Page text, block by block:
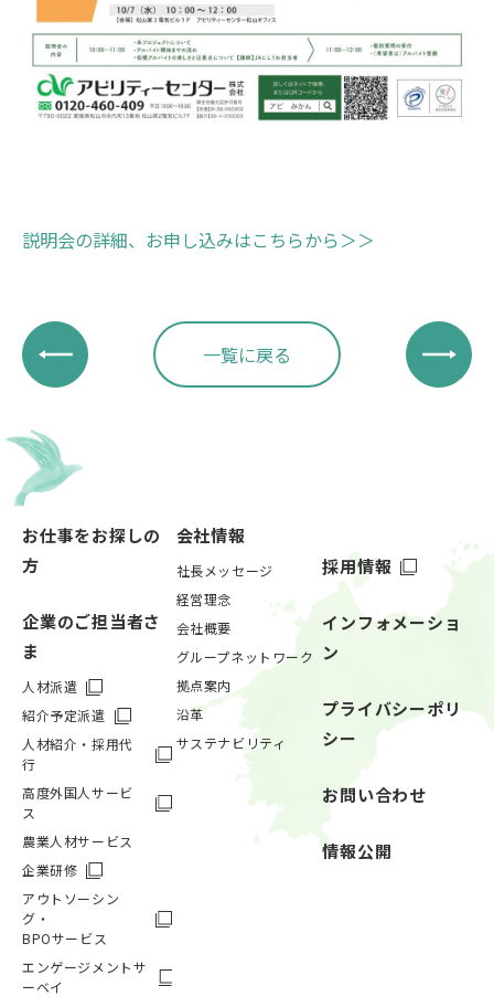
説明会の詳細、お申し込みはこちらから＞＞
一覧に戻る
お仕事をお探しの
方
企業のご担当者さ
ま
人材派遣
紹介予定派遣
人材紹介・採用代
行
高度外国人サービ
ス
農業人材サービス
企業研修
アウトソーシン
グ・
BPOサービス
エンゲージメントサ
ーベイ
会社情報
社長メッセージ
経営理念
会社概要
グループネットワーク
拠点案内
沿革
サステナビリティ
採用情報
インフォメーショ
ン
プライバシーポリ
シー
お問い合わせ
情報公開